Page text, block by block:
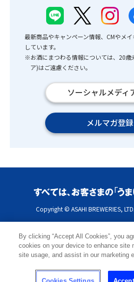
最新商品やキャンペーン情報、CMやメ
しています。
※お酒にまつわる情報については、20歳
ア)はご遠慮ください。
ソーシャルメディ
メルマガ登録
Copyright © ASAHI BREWERIES,
By clicking “Accept All Cookies”, you
cookies on your device to enhance site
site usage, and assist in our marketing